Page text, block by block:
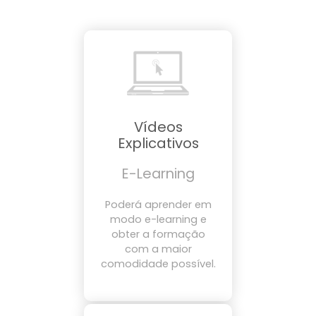
Vídeos
Explicativos
E-Learning
Poderá aprender em
modo e-learning e
obter a formação
com a maior
comodidade possível.